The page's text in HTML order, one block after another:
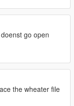
go open
the wheater file